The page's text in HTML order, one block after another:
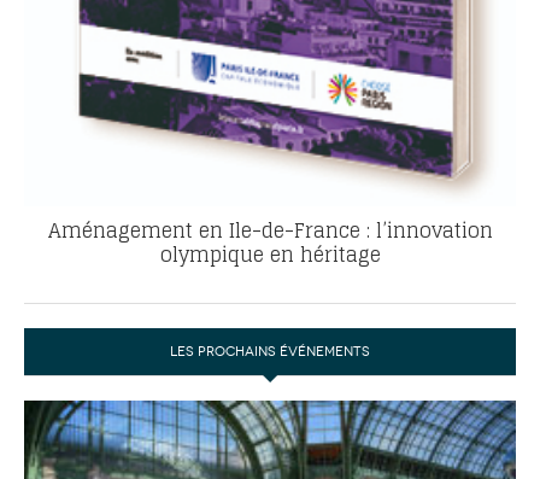
Aménagement en Ile-de-France : l’innovation
olympique en héritage
LES PROCHAINS ÉVÉNEMENTS